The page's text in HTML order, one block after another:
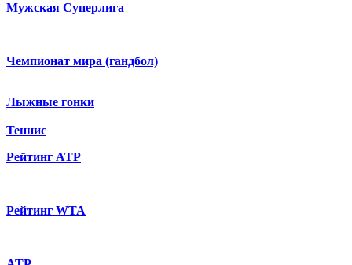
Мужская Суперлига
Чемпионат мира (гандбол)
Лыжные гонки
Теннис
Рейтинг ATP
Рейтинг WTA